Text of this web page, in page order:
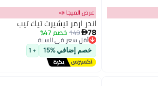
2
عرض الميجا 📣
اندر ارمر تيشيرت تيك تيب
78
149خصم 47%
أقل سعر في السنة
توصيل مجاني
أقل سعر في السنة
خصم إضافي %15 + 1